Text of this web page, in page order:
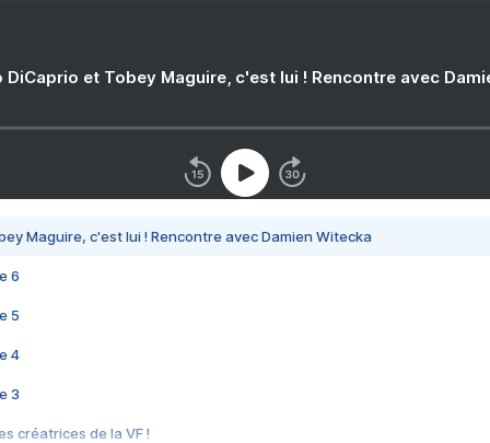
DiCaprio et Tobey Maguire, c'est lui ! Rencontre avec
Maguire, c'est lui ! Rencontre avec Damien Witecka
6
5
4
3
créatrices de la VF !